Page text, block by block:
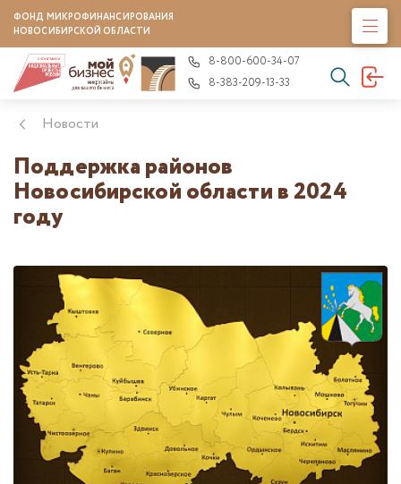
ФОНД МИКРОФИНАНСИРОВАНИЯ
НОВОСИБИРСКОЙ ОБЛАСТИ
8-800-600-34-07
8-383-209-13-33
Новости
Поддержка районов
Новосибирской области в 2024
году